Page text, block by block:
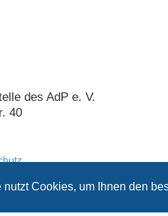
nutzt Cookies, um Ihnen den
des AdP e. V.
40